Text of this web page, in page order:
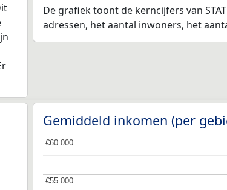
De grafiek toont de kerncijfers van
adressen, het aantal inwoners, het
Gemiddeld inkomen (per
€55.000
€55.000
€60.000
€60.000